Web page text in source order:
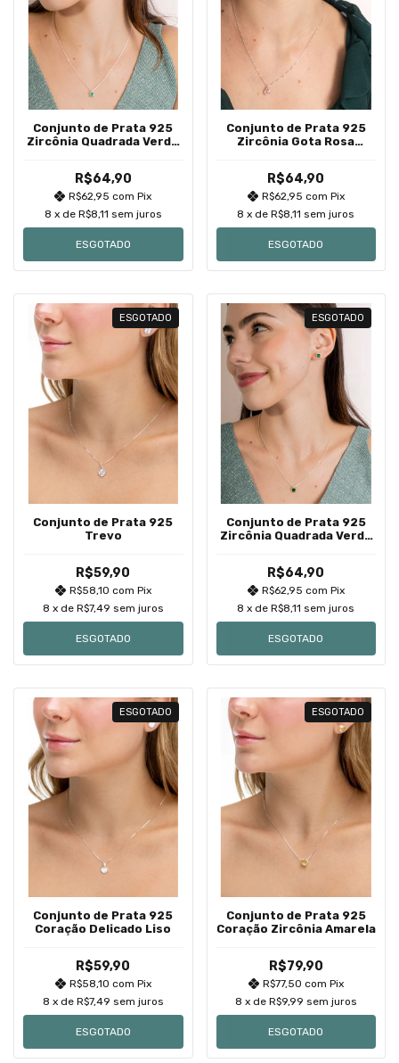
Conjunto de Prata 925
Zircônia Quadrada Verde
R$64,90
R$62,95com Pix
8 x de R$8,11 sem juros
ESGOTADO
Conjunto de Prata 925
Zircônia Gota Rosa
R$64,90
R$62,95 com Pix
8 x deR$8,11 sem juros
ESGOTADO
ESGOTADO
Conjunto de Prata 925
Trevo
R$59,90
R$58,10 com Pix
8 x de R$7,49 sem juros
ESGOTADO
ESGOTADO
Conjunto de Prata 925
Zircônia Quadrada Verde
R$64,90
R$62,95 com Pix
8 x deR$8,11 sem juros
ESGOTADO
ESGOTADO
Conjunto de Prata 925
Coração Delicado Liso
R$59,90
R$58,10 com Pix
8 x de R$7,49 sem juros
ESGOTADO
ESGOTADO
Conjunto de Prata 925
Coração Zircônia Amarela
R$79,90
R$77,50 com Pix
8 x de R$9,99 sem juros
ESGOTADO